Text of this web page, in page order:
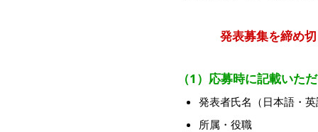
発表募集を締め
（1）応募時に記載いた
発表者氏名（日本語・
所属・役職